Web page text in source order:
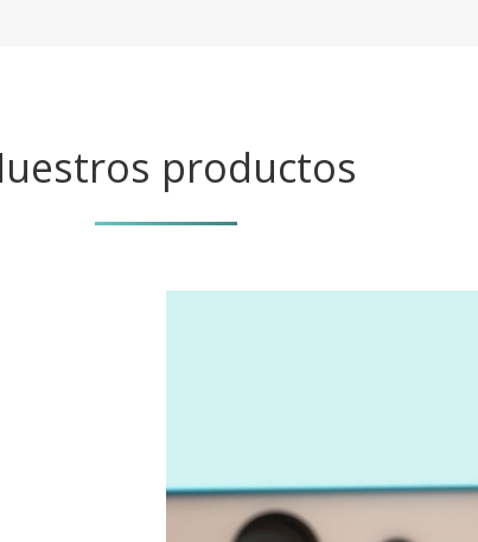
productos